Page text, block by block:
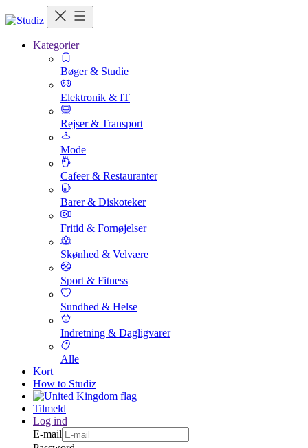
Kategorier
Bøger & Studie
Elektronik & IT
Rejser & Transport
Mode
Cafeer & Restauranter
Barer & Diskoteker
Fritid & Fornøjelser
Skønhed & Velvære
Sport & Fitness
Sundhed & Helse
Indretning & Dagligvarer
Alle
Kort
How to Studiz
Tilmeld
Log ind
E-mail